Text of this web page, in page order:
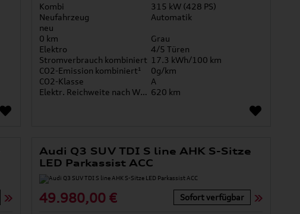
Kombi
315 kW (428 PS)
Neufahrzeug
Automatik
neu
0 km
Grau
Elektro
4/5 Türen
Stromverbrauch kombiniert 17.3 kWh/100 km
CO2-Emission kombiniert¹
0g/km
CO2-Klasse
A
Elektr. Reichweite nach WLTP* 620 km
Audi Q3 SUV TDI S line AHK S-Sitze
LED Parkassist ACC
49.980,00 € Sofort verfügbar